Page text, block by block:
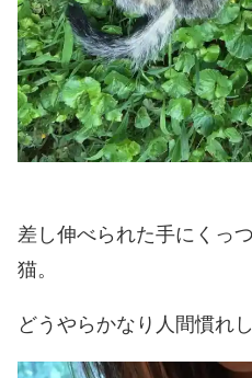
差し伸べられた手にくっ
猫。
どうやらかなり人間慣れ